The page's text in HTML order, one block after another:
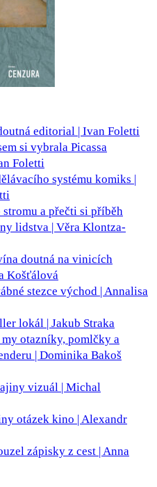
editorial | Ivan Foletti
si vybrala Picassa
Foletti
systému komiks |
stromu a přečti si příběh
lidstva | Věra Klontza-
doutná na vinicích
Košťálová
stezce východ | Annalisa
lokál | Jakub Straka
my otazníky, pomlčky a
| Dominika Bakoš
vizuál | Michal
otázek kino | Alexandr
zápisky z cest | Anna